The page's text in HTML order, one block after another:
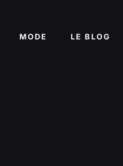
MODE LE BLOG